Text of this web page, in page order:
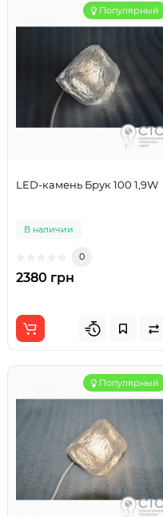
Популярный
LED-камень Брук 100 1,9W
В наличии
0
2380 грн
Популярный